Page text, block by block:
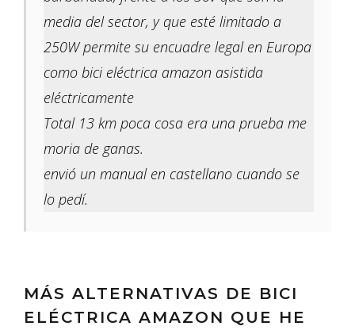
media del sector, y que esté limitado a
250W permite su encuadre legal en Europa
como bici eléctrica amazon asistida
eléctricamente
Total 13 km poca cosa era una prueba me
moria de ganas.
envió un manual en castellano cuando se
lo pedí.
MÁS ALTERNATIVAS DE BICI
ELÉCTRICA AMAZON QUE HE